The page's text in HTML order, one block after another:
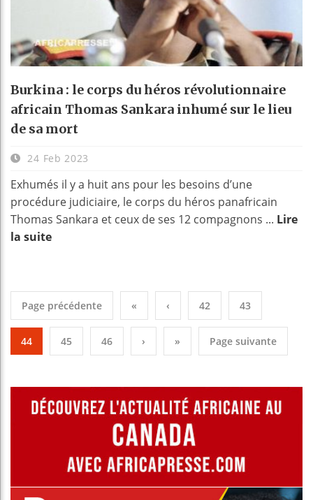
Burkina : le corps du héros révolutionnaire
africain Thomas Sankara inhumé sur le lieu
de sa mort
24 Feb 2023
Exhumés il y a huit ans pour les besoins d’une
procédure judiciaire, le corps du héros panafricain
Thomas Sankara et ceux de ses 12 compagnons ... Lire
la suite
Page précédente « ‹ 42 43
44 45 46 › » Page suivante